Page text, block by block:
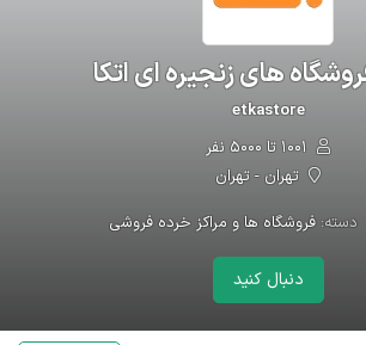
های زنجیره ای اتکا
etkastore
تهران - تهران
دسته: فروشگاه ها و مراکز خرده فروشی
دنبال کنید